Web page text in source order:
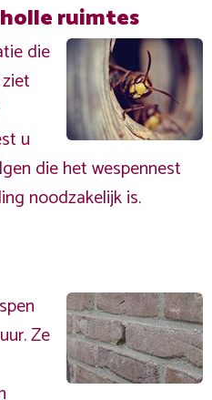
ruimtes
die
u
die het wespennest
noodzakelijk is.
Ze